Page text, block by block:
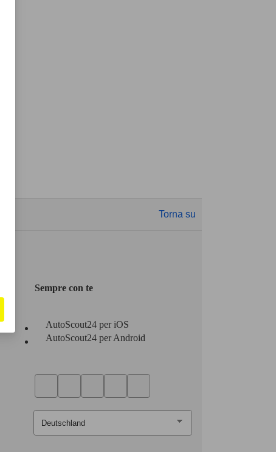
Torna su
Sempre con te
AutoScout24 per iOS
AutoScout24 per Android